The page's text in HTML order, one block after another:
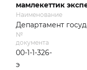
мамлекеттик
Наименование
Департамент
№
документа
00-1-1-326-
э